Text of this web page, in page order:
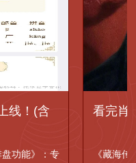
线！(含
功能》：专
看完肖
《藏海